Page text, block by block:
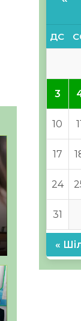
ДС
3
10 11
17
24
31
«